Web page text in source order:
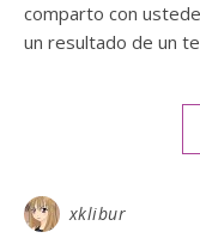
comparto con
un resultado de un
xklibur